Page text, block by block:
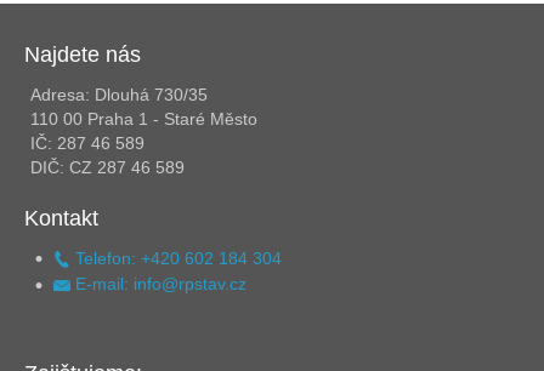
Najdete nás
Adresa: Dlouhá 730/35
110 00 Praha 1 - Staré Město
IČ: 287 46 589
DIČ: CZ 287 46 589
Kontakt
Telefon: +420 602 184 304
E-mail: info@rpstav.cz